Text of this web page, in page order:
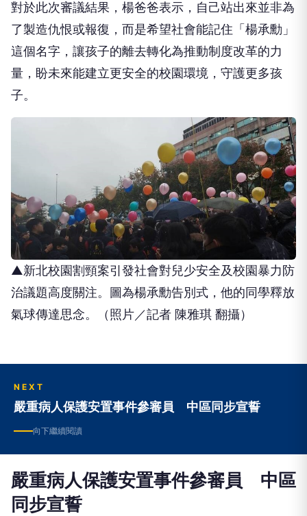
對於此次審議結果，楊爸爸表示，自己站出來並非為
了製造仇恨或報復，而是希望社會能記住「楊承勳」
這個名字，讓孩子的離去轉化為推動制度改革的力
量，盼未來能建立更安全的校園環境，守護更多孩
子。
▲新北校園割頸案引發社會對兒少安全及校園暴力防
治議題高度關注。圖為楊承勳告別式，他的同學釋放
氣球傳達思念。（照片／記者 陳雅琪 翻攝）
NEXT
嚴重病人保護安置事件參審員 中區同步宣誓
向下繼續閱讀
嚴重病人保護安置事件參審員 中區
同步宣誓